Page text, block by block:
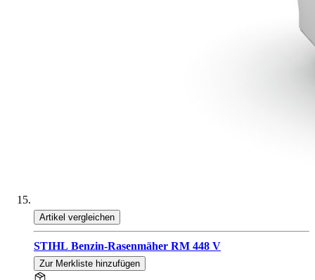
Artikel vergleichen
STIHL Benzin-Rasenmäher RM 448 V
Zur Merkliste hinzufügen